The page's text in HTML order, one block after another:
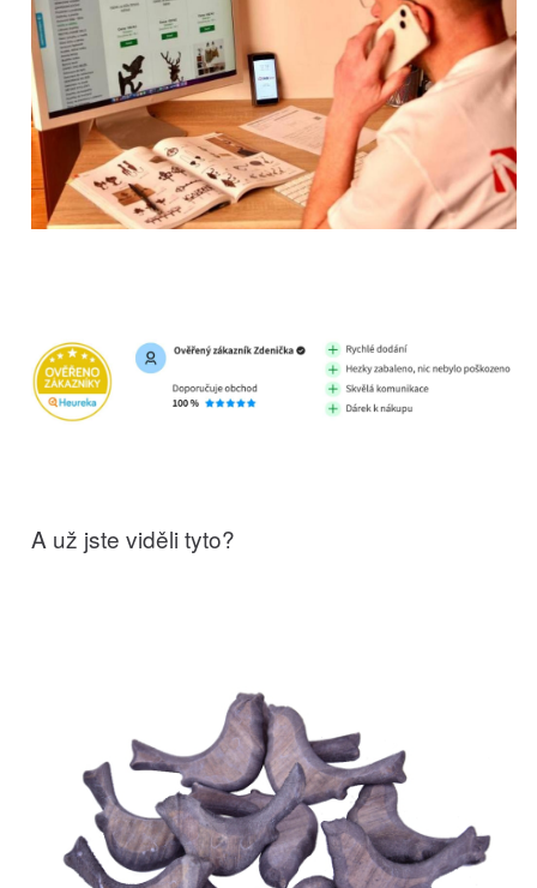
A už jste viděli tyto?